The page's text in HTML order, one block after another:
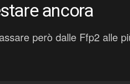
ancora
però dalle Ffp2 alle